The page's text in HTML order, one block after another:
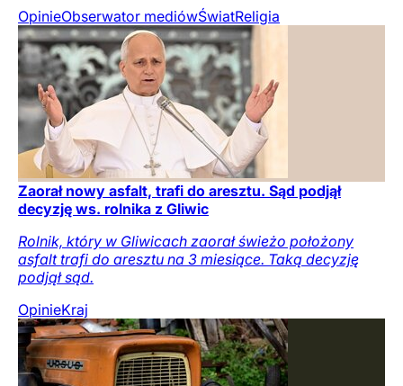
OpinieObserwator mediówŚwiatReligia
Zaorał nowy asfalt, trafi do aresztu. Sąd podjął
decyzję ws. rolnika z Gliwic
Rolnik, który w Gliwicach zaorał świeżo położony
asfalt trafi do aresztu na 3 miesiące. Taką decyzję
podjął sąd.
OpinieKraj